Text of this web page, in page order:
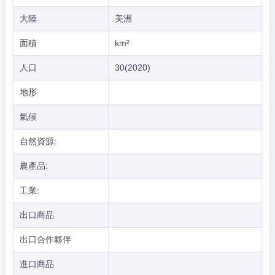
大陸 美洲
面積 km²
人口 30(2020)
地形
氣候
自然資源:
農產品:
工業:
出口商品
出口合作夥伴
進口商品